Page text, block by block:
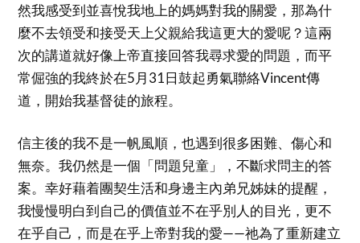
然我感受到並喜悅我地上的媽媽對我的關愛，那為什
麼不去領受和接受天上父親給我這更大的愛呢？這兩
次的講道就好像上帝直接回答我尋求愛的問題，而平
常倔強的我終於在5月31日鼓起勇氣聯絡Vincent傳
道，開始我基督徒的旅程。
信主後的我不是一帆風順，也遇到很多困難、傷心和
無奈。我仍然是一個「問題兒童」，不斷求問主的答
案。幸好藉着團契生活和身邊主內弟兄姊妹的提醒，
我慢慢明白到自己的價值並不在乎別人的目光，更不
在乎自己，而是在乎上帝對我的愛——祂為了重新建立